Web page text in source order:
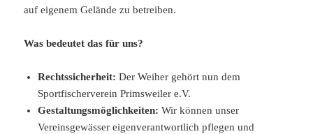
auf eigenem Gelände zu betreiben.
Was bedeutet das für uns?
Rechtssicherheit: Der Weiher gehört nun dem
Sportfischerverein Primsweiler e.V.
Gestaltungsmöglichkeiten: Wir können unser
Vereinsgewässer eigenverantwortlich pflegen und